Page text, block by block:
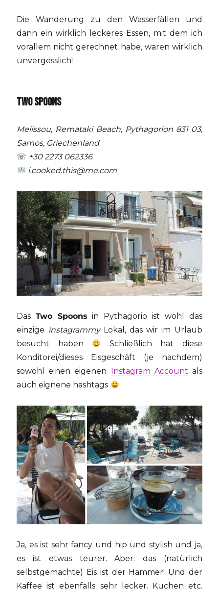
Die Wanderung zu den Wasserfällen und
dann ein wirklich leckeres Essen, mit dem ich
vorallem nicht gerechnet habe, waren wirklich
unvergesslich!
TWO SPOONS
Melissou, Remataki Beach, Pythagorion 831 03,
Samos, Griechenland
☏ +30 2273 062336
i.cooked.this@me.com
DasTwo Spoons in Pythagorio ist wohl das
einzige instagrammyLokal, das wir im Urlaub
besucht haben
Schließlich hat diese
Konditorei/dieses Eisgeschäft (je nachdem)
sowohl einen eigenen
Instagram Account als
auch eignene hashtags
Ja, es ist sehr fancy und hip und stylish und ja,
es ist etwas teurer. Aber: das (natürlich
selbstgemachte) Eis ist der Hammer! Und der
Kaffee ist ebenfalls sehr lecker. Kuchen etc.